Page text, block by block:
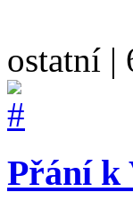
ostatní |
Přání k